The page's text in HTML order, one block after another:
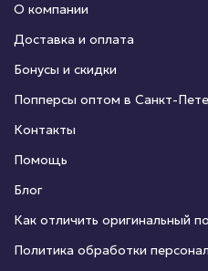
О компании
Доставка и оплата
Бонусы и скидки
Попперсы оптом в Санкт-
Контакты
Помощь
Блог
Как отличить оригинальный
Политика обработки